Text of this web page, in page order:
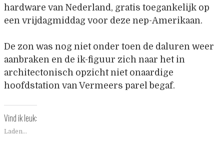
hardware van Nederland, gratis toegankelijk op
een vrijdagmiddag voor deze nep-Amerikaan.
De zon was nog niet onder toen de daluren weer
aanbraken en de ik-figuur zich naar het in
architectonisch opzicht niet onaardige
hoofdstation van Vermeers parel begaf.
Vind ik leuk:
Laden...